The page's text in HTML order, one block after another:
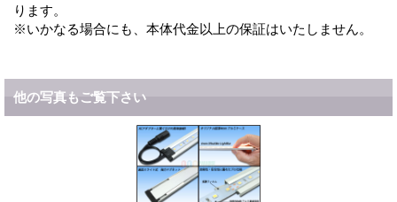
ります。
※いかなる場合にも、本体代金以上の保証はいたしません。
他の写真もご覧下さい